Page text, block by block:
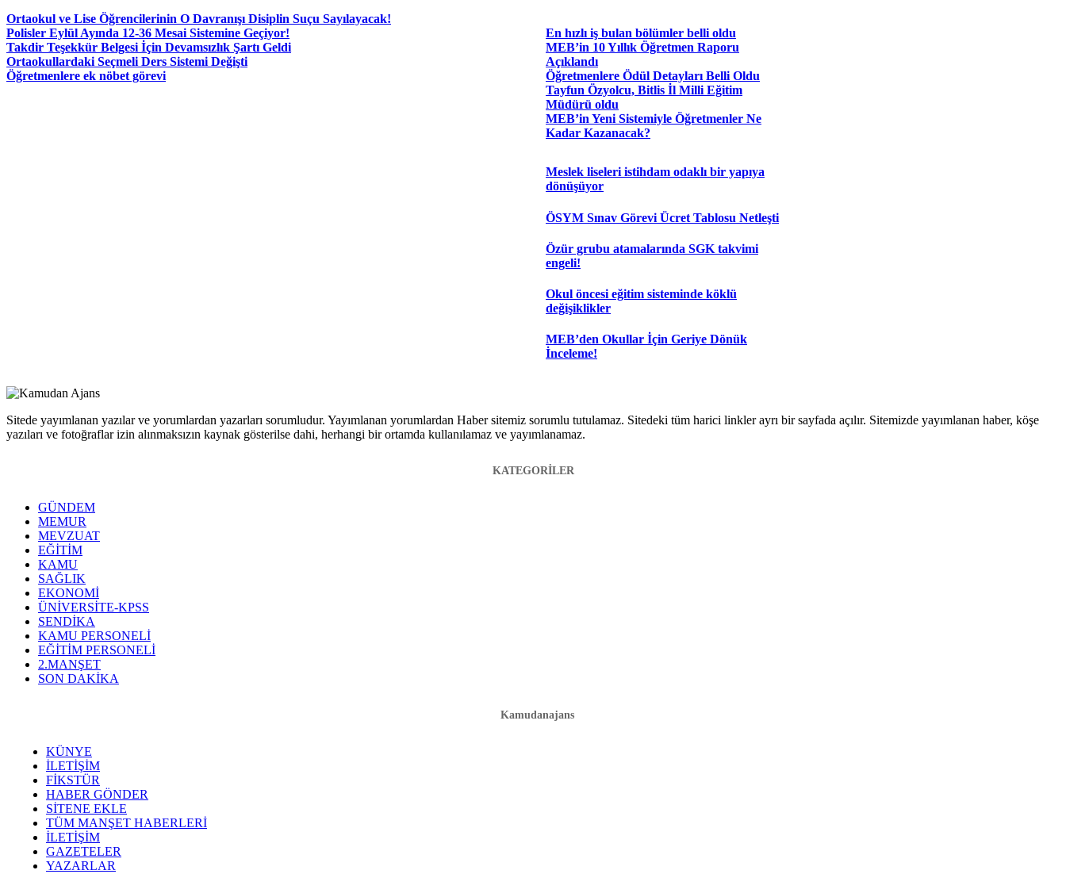
Ortaokul ve Lise Öğrencilerinin O Davranışı Disiplin Suçu Sayılayacak!
Polisler Eylül Ayında 12-36 Mesai Sistemine Geçiyor!
Takdir Teşekkür Belgesi İçin Devamsızlık Şartı Geldi
Ortaokullardaki Seçmeli Ders Sistemi Değişti
Öğretmenlere ek nöbet görevi
En hızlı iş bulan bölümler belli oldu
MEB’in 10 Yıllık Öğretmen Raporu
Açıklandı
Öğretmenlere Ödül Detayları Belli Oldu
Tayfun Özyolcu, Bitlis İl Milli Eğitim
Müdürü oldu
MEB’in Yeni Sistemiyle Öğretmenler Ne
Kadar Kazanacak?
Meslek liseleri istihdam odaklı bir yapıya
dönüşüyor
ÖSYM Sınav Görevi Ücret Tablosu Netleşti
Özür grubu atamalarında SGK takvimi
engeli!
Okul öncesi eğitim sisteminde köklü
değişiklikler
MEB’den Okullar İçin Geriye Dönük
İnceleme!
Sitede yayımlanan yazılar ve yorumlardan yazarları sorumludur. Yayımlanan yorumlardan Haber sitemiz sorumlu tutulamaz. Sitedeki tüm harici linkler ayrı bir sayfada açılır. Sitemizde yayımlanan haber, köşe
yazıları ve fotoğraflar izin alınmaksızın kaynak gösterilse dahi, herhangi bir ortamda kullanılamaz ve yayımlanamaz.
KATEGORİLER
GÜNDEM
MEMUR
MEVZUAT
EĞİTİM
KAMU
SAĞLIK
EKONOMİ
ÜNİVERSİTE-KPSS
SENDİKA
KAMU PERSONELİ
EĞİTİM PERSONELİ
2.MANŞET
SON DAKİKA
Kamudanajans
KÜNYE
İLETİŞİM
FİKSTÜR
HABER GÖNDER
SİTENE EKLE
TÜM MANŞET HABERLERİ
İLETİŞİM
GAZETELER
YAZARLAR